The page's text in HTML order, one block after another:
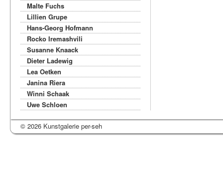
Malte Fuchs
Lillien Grupe
Hans-Georg Hofmann
Rocko Iremashvili
Susanne Knaack
Dieter Ladewig
Lea Oetken
Janina Riera
Winni Schaak
Uwe Schloen
© 2026 Kunstgalerie per-seh